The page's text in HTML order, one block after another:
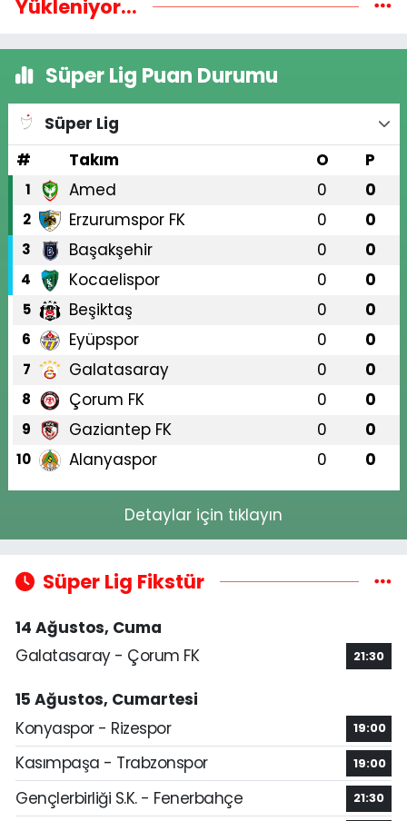
Yükleniyor...
Süper Lig Puan Durumu
Süper Lig
#
Takım O P
1 Amed 0 0
2 Erzurumspor FK 0 0
3 Başakşehir 0 0
4 Kocaelispor 0 0
5 Beşiktaş 0 0
6 Eyüpspor 0 0
7 Galatasaray 0 0
8 Çorum FK 0 0
9 Gaziantep FK 0 0
10 Alanyaspor 0 0
Detaylar için tıklayın
Süper Lig Fikstür
14 Ağustos, Cuma
Galatasaray - Çorum FK
21:30
15 Ağustos, Cumartesi
Konyaspor - Rizespor
19:00
Kasımpaşa - Trabzonspor 19:00
Gençlerbirliği S.K. - Fenerbahçe 21:30